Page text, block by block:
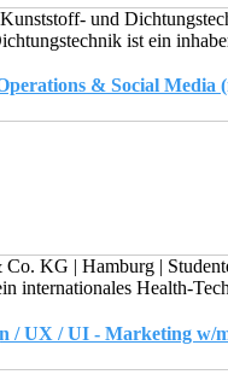
und
ist ein
& Social Media
Co. KG | Hamburg |
internationales Health-
/ UX / UI - Marketing w/